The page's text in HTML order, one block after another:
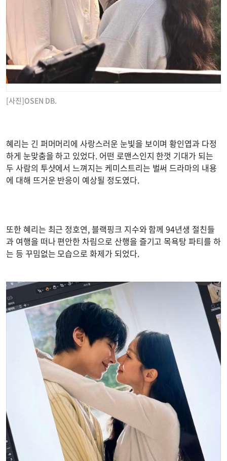
[사진]OSEN DB.
혜리는 긴 퍼머머리에 사랑스러운 눈빛을 보이며 황인엽과 다정
하게 눈맞춤을 하고 있었다. 어떤 로맨스인지 한껏 기대가 되는
두 사람의 투샷에서 느껴지는 케미스트리는 벌써 드라마의 내용
에 대해 뜨거운 반응이 예상될 정도였다.
또한 혜리는 최근 정호연, 블랙핑크 지수와 함께 94년생 절친들
과 여행을 떠나 편안한 차림으로 산행을 즐기고 목욕탕 파티를 하
는 등 꾸밈없는 모습으로 화제가 되었다.